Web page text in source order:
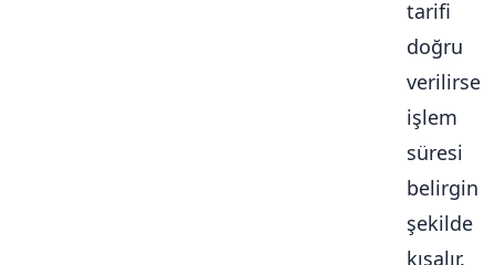
tarifi
doğru
verilirse
işlem
süresi
belirgin
şekilde
kısalır.